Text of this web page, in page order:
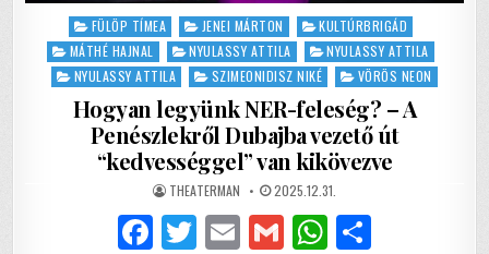
Posted
in
FÜLÖP TÍMEA JENEI MÁRTON
KULTÚRBRIGÁD
MÁTHÉ HAJNAL
NYULASSY ATTILA
NYULASSY ATTILA
NYULASSY ATTILA
SZIMEONIDISZ NIKÉ VÖRÖS NEON
Hogyan legyünk NER-feleség? – A
Penészlekről Dubajba vezető út
“kedvességgel” van kikövezve
AUTHOR:
THEATERMAN PUBLISHED
DATE:
2025.12.31.
F T E G W